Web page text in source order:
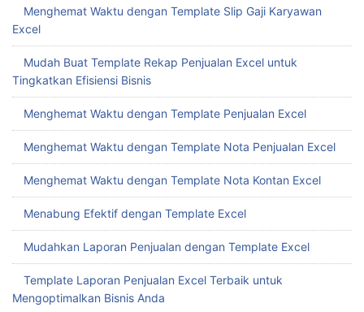
Download Template Excel Laporan Keuangan
Waktu dan Biaya
Mencapai Finansial Sehat
Menghemat Waktu dengan Template Slip Gaji Karyawan
Excel
Mudah Buat Template Rekap Penjualan Excel untuk
Tingkatkan Efisiensi Bisnis
Menghemat Waktu dengan Template Penjualan Excel
Menghemat Waktu dengan Template Nota Penjualan Excel